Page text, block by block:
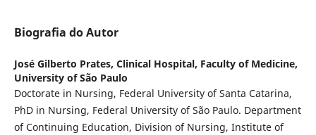
Biografia do Autor
José Gilberto Prates, Clinical Hospital, Faculty of Medicine,
University of São Paulo
Doctorate in Nursing, Federal University of Santa Catarina,
PhD in Nursing, Federal University of São Paulo. Department
of Continuing Education, Division of Nursing, Institute of